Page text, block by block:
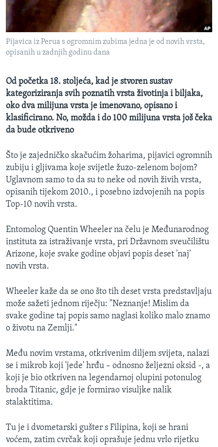
MAGAZIN
O GLASU AMERIKE
Learning English
PRATITE NAS
Jezici
Pijavica iz Perua s ogromnim zubima jedna je od novih vrsta,
opisanih u zadnjih godinu dana
Od početka 18. stoljeća, kad je stvoren sustav
kategoriziranja svih poznatih vrsta životinja i biljaka,
oko dva milijuna vrsta je imenovano, opisano i
klasificirano. No, možda i do 100 milijuna vrsta još čeka
da bude otkriveno
Što je zajedničko skačućim žoharima, pijavici ogromnih
zubiju i gljivama koje svijetle žuzo-zelenom bojom?
Uglavnom samo to da su to neke od novih živih vrsta,
opisanih tijekom 2010., i posebno izdvojenih na popis
Top-10 novih vrsta.
Entomolog Quentin Wheeler na čelu je Međunarodnog
instituta za istraživanje vrsta, pri Državnom sveučilištu
Arizone, koje svake godine objavi popis deset 'naj'
novih vrsta.
Wheeler kaže da se ono što tih deset vrsta predstavljaju
može sažeti jednom riječju: "Neznanje! Mislim da
svake godine taj popis samo naglasi koliko malo znamo
o životu na Zemlji."
Među novim vrstama, otkrivenim diljem svijeta, nalazi
se i mikrob koji 'jede' hrđu – odnosno željezni oksid -, a
koji je bio otkriven na legendarnoj olupini potonulog
broda Titanic, gdje je formirao visuljke nalik
stalaktitima.
Tu je i dvometarski gušter s Filipina, koji se hrani
voćem, zatim cvrčak koji oprašuje jednu vrlo rijetku